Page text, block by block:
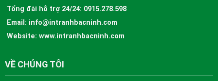
Tổng đài hỗ trợ 24/24: 0915.278.598
Email: info@intranhbacninh.com
Website: www.intranhbacninh.com
VỀ CHÚNG TÔI